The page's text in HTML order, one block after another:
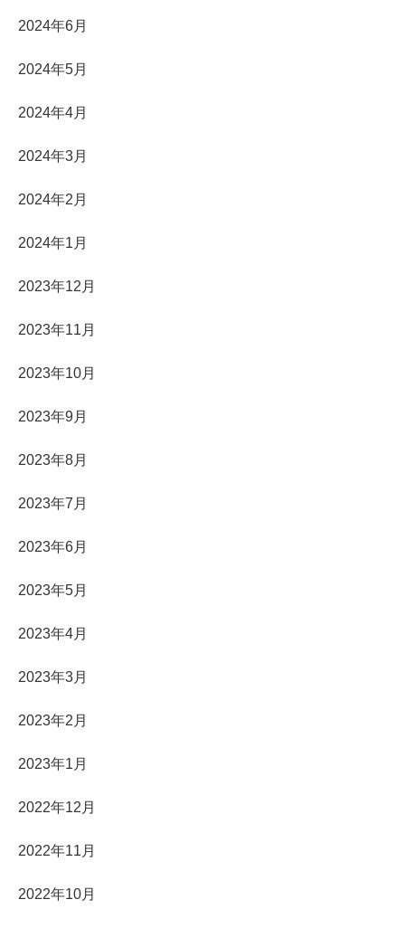
2024年6月
2024年5月
2024年4月
2024年3月
2024年2月
2024年1月
2023年12月
2023年11月
2023年10月
2023年9月
2023年8月
2023年7月
2023年6月
2023年5月
2023年4月
2023年3月
2023年2月
2023年1月
2022年12月
2022年11月
2022年10月